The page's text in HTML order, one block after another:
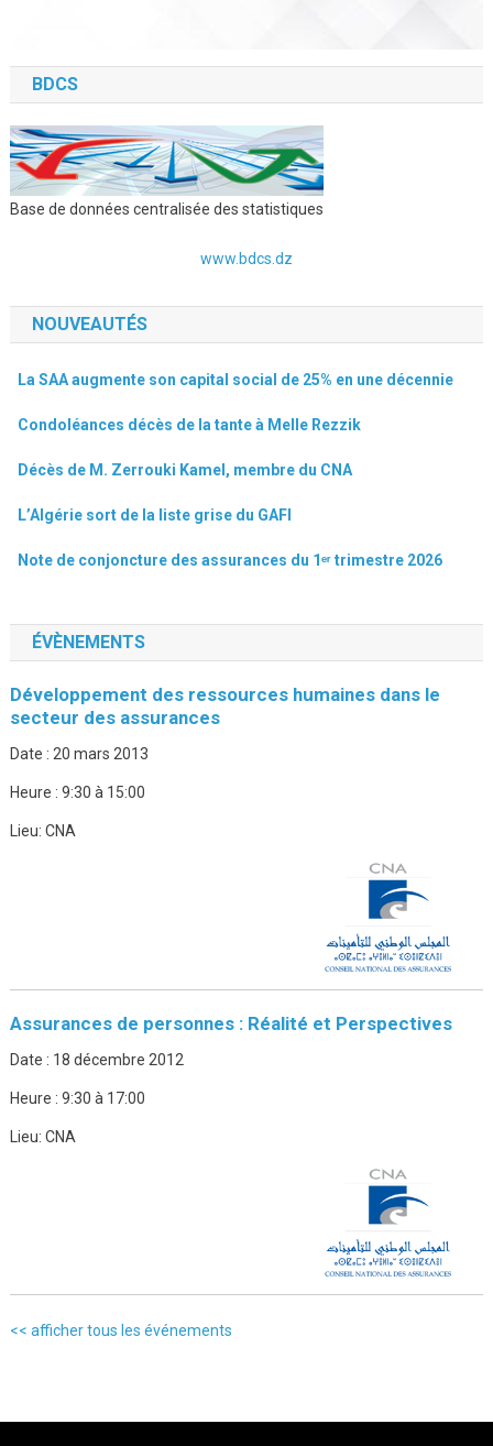
BDCS
Base de données centralisée des statistiques
www.bdcs.dz
NOUVEAUTÉS
La SAA augmente son capital social de 25% en une décennie
Condoléances décès de la tante à Melle Rezzik
Décès de M. Zerrouki Kamel, membre du CNA
L’Algérie sort de la liste grise du GAFI
Note de conjoncture des assurances du 1ᵉʳ trimestre 2026
ÉVÈNEMENTS
Développement des ressources humaines dans le
secteur des assurances
Date : 20 mars 2013
Heure : 9:30 à 15:00
Lieu: CNA
Assurances de personnes : Réalité et Perspectives
Date : 18 décembre 2012
Heure : 9:30 à 17:00
Lieu: CNA
<< afficher tous les événements